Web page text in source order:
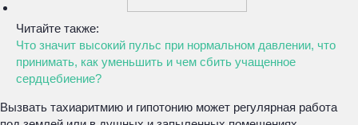
Читайте также:
Что значит высокий пульс при нормальном давлении, что
принимать, как уменьшить и чем сбить учащенное
сердцебиение?
Вызвать тахиаритмию и гипотонию может регулярная работа